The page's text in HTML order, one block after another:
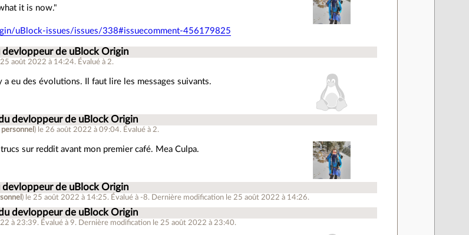
it is now."
uBlock-issues/issues/338#issuecomment-456179825
devloppeur de uBlock Origin
25 août 2022 à 14:24. Évalué à 2.
a eu des évolutions. Il faut lire les messages suivants.
devloppeur de uBlock Origin
) le 26 août 2022 à 09:04. Évalué à 2.
trucs sur reddit avant mon premier café. Mea Culpa.
devloppeur de uBlock Origin
) le 25 août 2022 à 14:25. Évalué à -8. Dernière modification le 25 août 2022 à 14:26.
devloppeur de uBlock Origin
à 23:39. Évalué à9. Dernière modification le 25 août 2022 à 23:40.